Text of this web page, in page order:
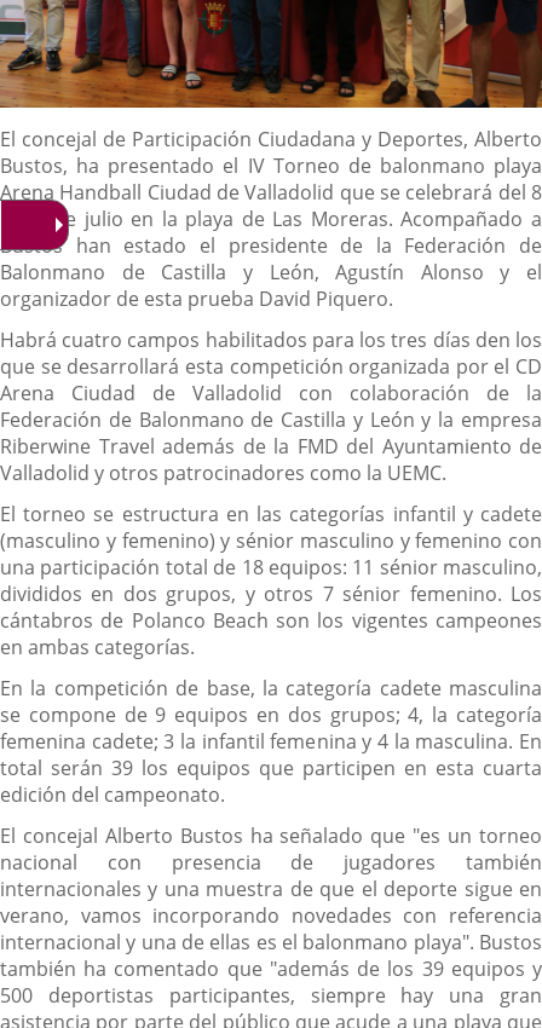
Descripción
El concejal de Participación Ciudadana y Deportes, Alberto
Bustos, ha presentado el IV Torneo de balonmano playa
Arena Handball Ciudad de Valladolid que se celebrará del 8
al 10 de julio en la playa de Las Moreras. Acompañado a
Bustos han estado el presidente de la Federación de
Balonmano de Castilla y León, Agustín Alonso y el
organizador de esta prueba David Piquero.
Habrá cuatro campos habilitados para los tres días den los
que se desarrollará esta competición organizada por el CD
Arena Ciudad de Valladolid con colaboración de la
Federación de Balonmano de Castilla y León y la empresa
Riberwine Travel además de la FMD del Ayuntamiento de
Valladolid y otros patrocinadores como la UEMC.
El torneo se estructura en las categorías infantil y cadete
(masculino y femenino) y sénior masculino y femenino con
una participación total de 18 equipos: 11 sénior masculino,
divididos en dos grupos, y otros 7 sénior femenino. Los
cántabros de Polanco Beach son los vigentes campeones
en ambas categorías.
En la competición de base, la categoría cadete masculina
se compone de 9 equipos en dos grupos; 4, la categoría
femenina cadete; 3 la infantil femenina y 4 la masculina. En
total serán 39 los equipos que participen en esta cuarta
edición del campeonato.
El concejal Alberto Bustos ha señalado que "es un torneo
nacional con presencia de jugadores también
internacionales y una muestra de que el deporte sigue en
verano, vamos incorporando novedades con referencia
internacional y una de ellas es el balonmano playa". Bustos
también ha comentado que "además de los 39 equipos y
500 deportistas participantes, siempre hay una gran
asistencia por parte del público que acude a una playa que